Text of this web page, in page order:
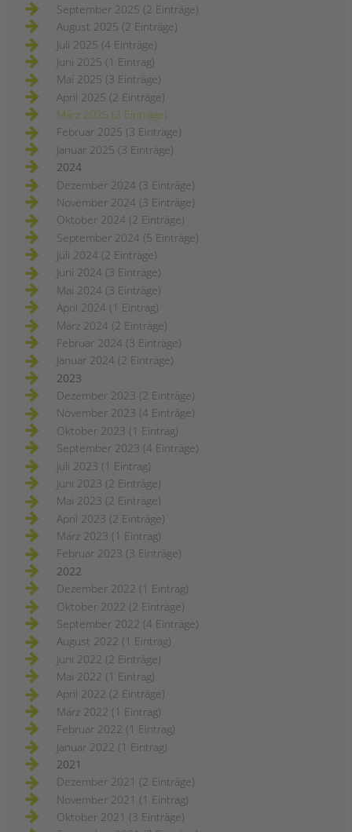
September 2025 (2 Einträge)
August 2025 (2 Einträge)
Juli 2025 (4 Einträge)
Juni 2025 (1 Eintrag)
Mai 2025 (3 Einträge)
April 2025 (2 Einträge)
März 2025 (2 Einträge)
Februar 2025 (3 Einträge)
Januar 2025 (3 Einträge)
2024
Dezember 2024 (3 Einträge)
November 2024 (3 Einträge)
Oktober 2024 (2 Einträge)
September 2024 (5 Einträge)
Juli 2024 (2 Einträge)
Juni 2024 (3 Einträge)
Mai 2024 (3 Einträge)
April 2024 (1 Eintrag)
März 2024 (2 Einträge)
Februar 2024 (3 Einträge)
Januar 2024 (2 Einträge)
2023
Dezember 2023 (2 Einträge)
November 2023 (4 Einträge)
Oktober 2023 (1 Eintrag)
September 2023 (4 Einträge)
Juli 2023 (1 Eintrag)
Juni 2023 (2 Einträge)
Mai 2023 (2 Einträge)
April 2023 (2 Einträge)
März 2023 (1 Eintrag)
Februar 2023 (3 Einträge)
2022
Dezember 2022 (1 Eintrag)
Oktober 2022 (2 Einträge)
September 2022 (4 Einträge)
August 2022 (1 Eintrag)
Juni 2022 (2 Einträge)
Mai 2022 (1 Eintrag)
April 2022 (2 Einträge)
März 2022 (1 Eintrag)
Februar 2022 (1 Eintrag)
Januar 2022 (1 Eintrag)
2021
Dezember 2021 (2 Einträge)
November 2021 (1 Eintrag)
Oktober 2021 (3 Einträge)